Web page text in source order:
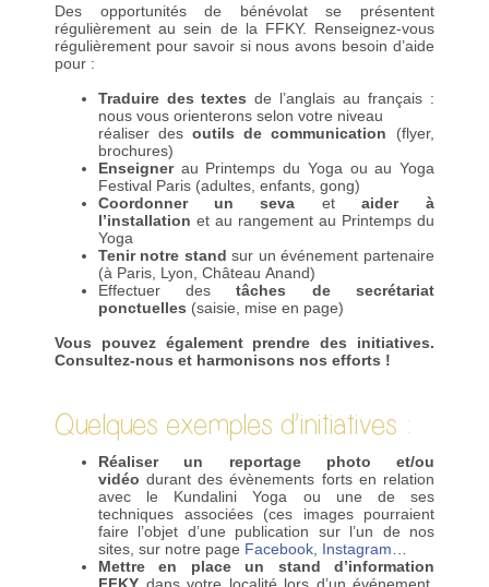
Des opportunités de bénévolat se présentent
régulièrement au sein de la FFKY. Renseignez-vous
régulièrement pour savoir si nous avons besoin d’aide
pour :
Traduire des textes de l’anglais au français :
nous vous orienterons selon votre niveau
réaliser des outils de communication (flyer,
brochures)
Enseignerau Printemps du Yoga ou au Yoga
Festival Paris (adultes, enfants, gong)
Coordonner un seva et aider à
l’installation et au rangement au Printemps du
Yoga
Tenir notre stand sur un événement partenaire
(à Paris, Lyon, Château Anand)
Effectuer des tâches de secrétariat
ponctuelles (saisie, mise en page)
Vous pouvez également prendre des initiatives.
Consultez-nous et harmonisons nos efforts !
Quelques exemples d’initiatives :
Réaliser un reportage photo et/ou
vidéo durant des évènements forts en relation
avec le Kundalini Yoga ou une de ses
techniques associées (ces images pourraient
faire l’objet d’une publication sur l’un de nos
sites, sur notre page Facebook Instagram
Mettre en place un stand d’information